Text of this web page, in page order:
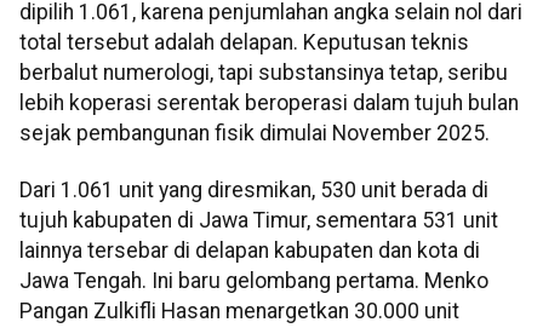
dipilih 1.061, karena penjumlahan angka selain nol dari
total tersebut adalah delapan. Keputusan teknis
berbalut numerologi, tapi substansinya tetap, seribu
lebih koperasi serentak beroperasi dalam tujuh bulan
sejak pembangunan fisik dimulai November 2025.
Dari 1.061 unit yang diresmikan, 530 unit berada di
tujuh kabupaten di Jawa Timur, sementara 531 unit
lainnya tersebar di delapan kabupaten dan kota di
Jawa Tengah. Ini baru gelombang pertama. Menko
Pangan Zulkifli Hasan menargetkan 30.000 unit